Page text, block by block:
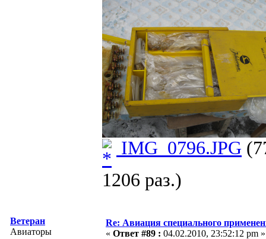
IMG_0796.JPG
1206 раз.)
Ветеран
Авиаторы
Re: Авиация специального
« Ответ #89 : 04.02.2010, 23:52:12 pm »